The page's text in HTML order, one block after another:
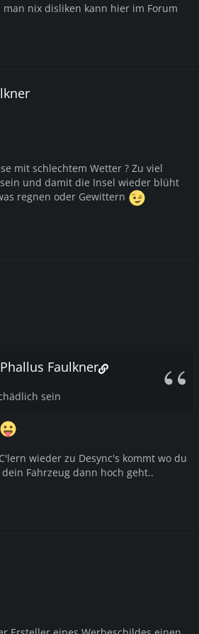
man nix disliken kann hier im Forum
mit schlechtem Wetter ? Zu viel
und damit die Insel wieder blüht
regnen oder Gewittern
Faulkner
sein
wieder zu Desync's kommt wo du
Fahrzeug dann hoch geht..